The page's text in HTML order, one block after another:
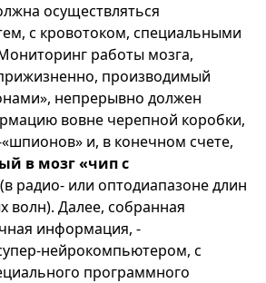
осуществляться
с кровотоком, специальными
работы мозга,
производимый
непрерывно должен
вовне черепной коробки,
и, в конечном счете,
в мозг «чип с
(в радио- или оптодиапазоне длин
волн). Далее, собранная
информация, -
нейрокомпьютером, с
программного